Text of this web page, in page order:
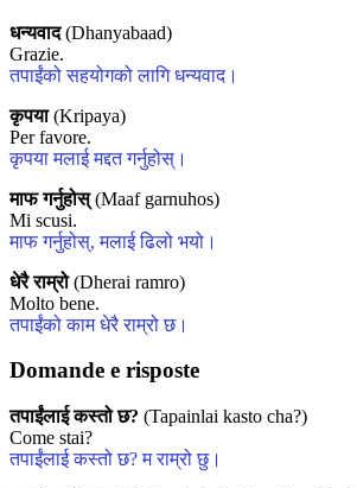
धन्यवाद(Dhanyabaad)
Grazie.
तपाईंको सहयोगको लागि धन्यवाद।
कृपया(Kripaya)
Per favore.
कृपया मलाई मद्दत गर्नुहोस्।
माफ गर्नुहोस्(Maaf garnuhos)
Mi scusi.
माफ गर्नुहोस्, मलाई ढिलो भयो।
धेरै राम्रो(Dherai ramro)
Molto bene.
तपाईंको काम धेरै राम्रो छ।
Domande e risposte
तपाईंलाई कस्तो छ? (Tapainlai kasto cha?)
Come stai?
तपाईंलाई कस्तो छ? म राम्रो छु।